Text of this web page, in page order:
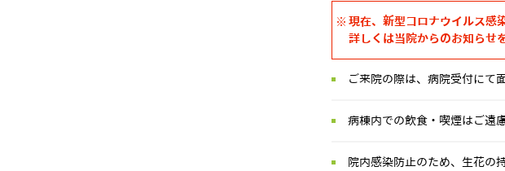
現在、新型コロナウイルス感
詳しくは当院からのお知らせ
ご来院の際は、病院受付にて
病棟内での飲食・喫煙はご遠
院内感染防止のため、生花の